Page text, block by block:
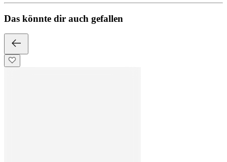
Das könnte dir auch gefallen